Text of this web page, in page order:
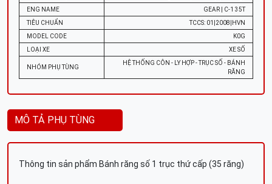
ENG NAME
GEAR | C-1 35T
TIÊU CHUẨN
TCCS: 01|2008|HVN
MODEL CODE
K0G
LOẠI XE
XE SỐ
NHÓM PHỤ TÙNG
HỆ THỐNG CÔN - LY HỢP - TRỤC SỐ - BÁNH
RĂNG
MÔ TẢ PHỤ TÙNG
Thông tin sản phẩm Bánh răng số 1 trục thứ cấp (35 răng)